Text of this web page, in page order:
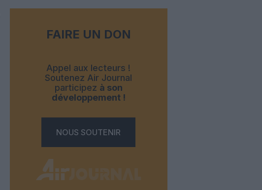
FAIRE UN DON
Appel aux lecteurs !
Soutenez Air Journal
participez à son
développement !
NOUS SOUTENIR